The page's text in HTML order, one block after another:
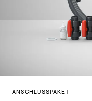
ANSCHLUSSPAKET